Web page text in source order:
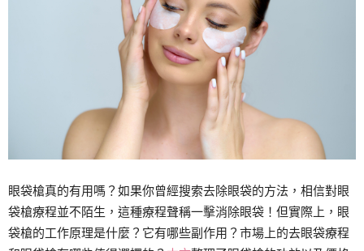
眼袋槍真的有用嗎？如果你曾經搜索去除眼袋的方法，相信對眼
袋槍療程並不陌生，這種療程聲稱一擊消除眼袋！但實際上，眼
袋槍的工作原理是什麼？它有哪些副作用？市場上的去眼袋療程